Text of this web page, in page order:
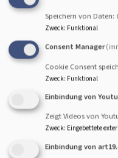
Ärmsten, die sich vor
Wassermassen nicht
extremen Wetterlagen
Brot ist in Gefahr ‒ nicht
sondern: jetzt.
Online Spenden hier:
welt.de/spenden/jetzt-
Brot für die Welt hat
zu einem Schwerpunkt
Speichern von
Zweck: Funktional
Consent Manager
Cookie Consent
Zweck: Funktional
Einbindung von
Zeigt Videos von
Zweck: Eingebettete
Einbindung von